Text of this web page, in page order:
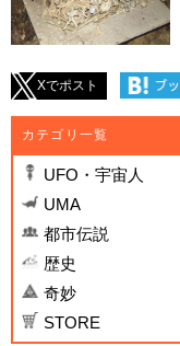
Xでポスト
カテゴリ一覧
UFO・宇宙人
UMA
都市伝説
歴史
奇妙
STORE